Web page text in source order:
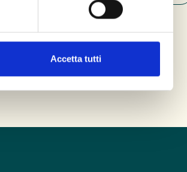
Accetta tutti
conoscitiva è gratuita